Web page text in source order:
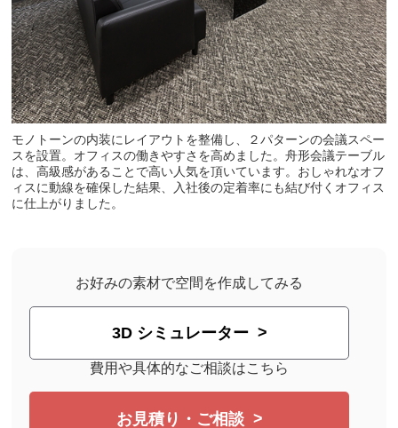
モノトーンの内装にレイアウトを整備し、２パターンの会議スペー
スを設置。オフィスの働きやすさを高めました。舟形会議テーブル
は、高級感があることで高い人気を頂いています。おしゃれなオフ
ィスに動線を確保した結果、入社後の定着率にも結び付くオフィス
に仕上がりました。
お好みの素材で空間を作成してみる
3D シミュレーター
費用や具体的なご相談はこちら
お見積り・ご相談